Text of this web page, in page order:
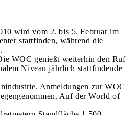
wird vom 2. bis 5. Februar im
stattfinden, während die
WOC genießt weiterhin den Ruf
Niveau jährlich stattfindende
Anmeldungen zur WOC
Auf der World of